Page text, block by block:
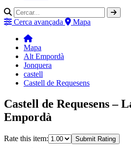
Cerca avançada Mapa
Mapa
Alt Empordà
Jonquera
castell
Castell de Requesens
Castell de Requesens –
Empordà
Rate this item: Submit Rating